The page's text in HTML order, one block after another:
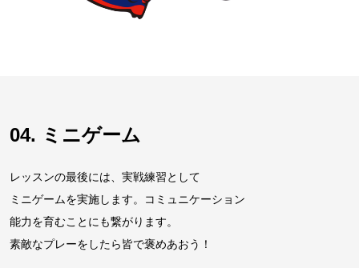
04. ミニゲーム
レッスンの最後には、実戦練習として
ミニゲームを実施します。コミュニケーション
能力を育むことにも繋がります。
素敵なプレーをしたら皆で褒めあおう！